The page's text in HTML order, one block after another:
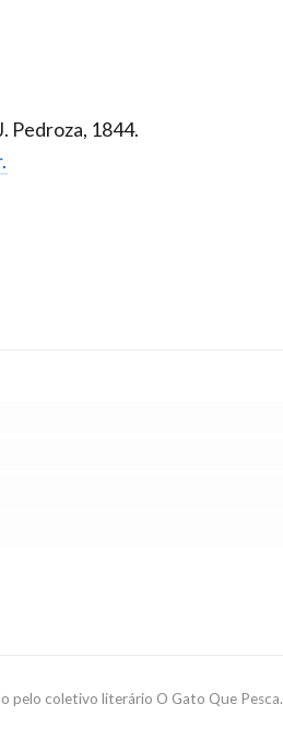
Pedroza, 1844.
pelo coletivo literário O Gato Que Pesca.